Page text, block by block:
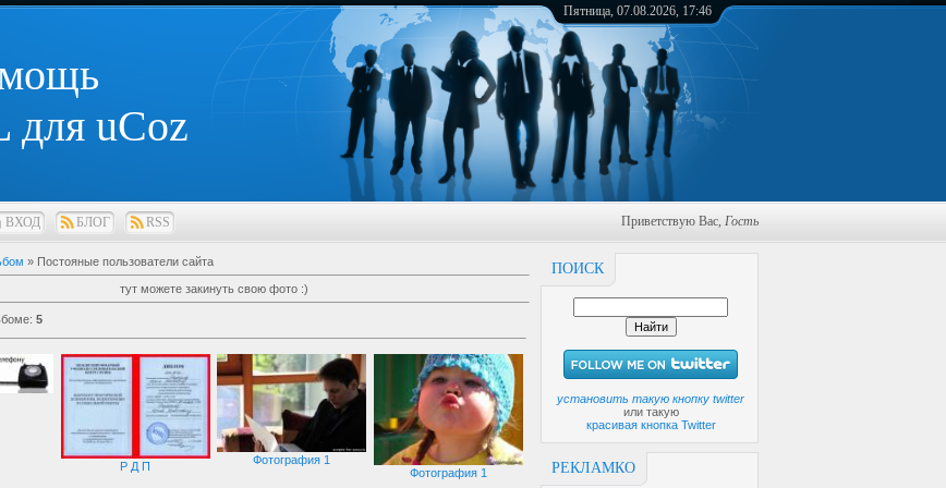
uCoz
Пятница, 07.08.2026, 17:46
ВХОД БЛОГ RSS Приветствую Вас, Гость
ПОИСК
установить такую кнопку twitter
или такую
красивая кнопка Twitter
РЕКЛАМКО
» Постояные пользователи сайта
тут можете закинуть свою фото :)
: 5
Р Д П
Фотография 1
Фотография 1